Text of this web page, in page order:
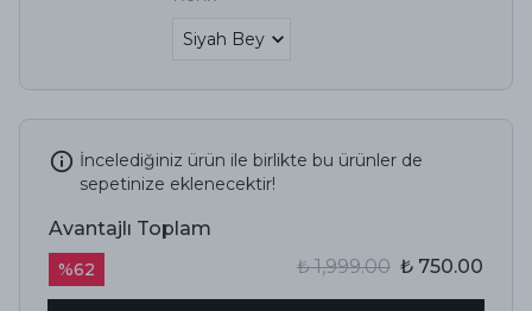
İncelediğiniz ürün ile birlikte bu ürünler de
sepetinize eklenecektir!
Avantajlı Toplam
%62 ₺ 1,999.00 ₺ 750.00